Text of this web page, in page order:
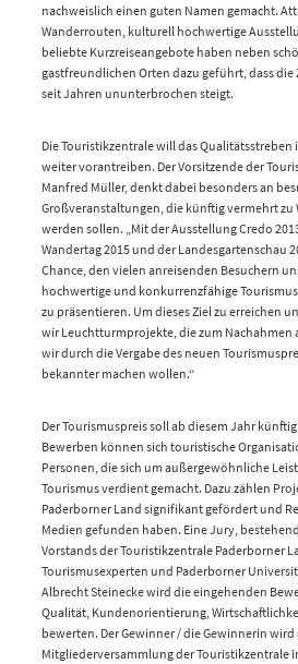
nachweislich einen guten Namen gemacht.
Wanderrouten, kulturell hochwertige
beliebte Kurzreiseangebote haben neben
gastfreundlichen Orten dazu geführt, dass die
seit Jahren ununterbrochen steigt.
Die Touristikzentrale will das Qualitätsstreben
weiter vorantreiben. Der Vorsitzende der
Manfred Müller, denkt dabei besonders an
Großveranstaltungen, die künftig vermehrt zu
werden sollen. „Mit der Ausstellung Credo
Wandertag 2015 und der Landesgartenschau
Chance, den vielen anreisenden Besuchern
hochwertige und konkurrenzfähige
zu präsentieren. Um dieses Ziel zu erreichen
wir Leuchtturmprojekte, die zum Nachahmen
wir durch die Vergabe des neuen
bekannter machen wollen.“
Der Tourismuspreis soll ab diesem Jahr
Bewerben können sich touristische
Personen, die sich um außergewöhnliche
Tourismus verdient gemacht. Dazu zählen
Paderborner Land signifikant gefördert und
Medien gefunden haben. Eine Jury,
Vorstands der Touristikzentrale Paderborner
Tourismusexperten und Paderborner
Albrecht Steinecke wird die eingehenden
Qualität, Kundenorientierung,
bewerten. Der Gewinner / die Gewinnerin wird
Mitgliederversammlung der Touristikzentrale